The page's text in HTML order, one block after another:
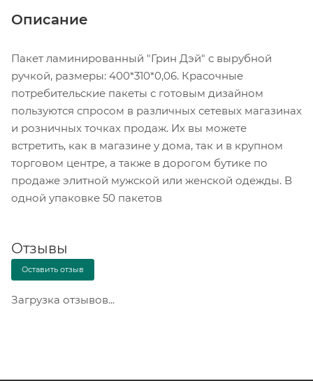
Описание
Пакет ламинированный "Грин Дэй" с вырубной
ручкой, размеры: 400*310*0,06. Красочные
потребительские пакеты с готовым дизайном
пользуются спросом в различных сетевых магазинах
и розничных точках продаж. Их вы можете
встретить, как в магазине у дома, так и в крупном
торговом центре, а также в дорогом бутике по
продаже элитной мужской или женской одежды. В
одной упаковке 50 пакетов
Отзывы
Оставить отзыв
Загрузка отзывов...